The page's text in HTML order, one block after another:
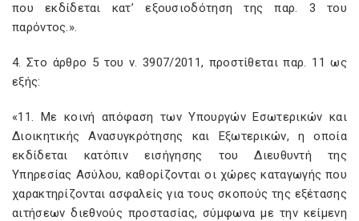
που εκδίδεται κατ’ εξουσιοδότηση της παρ. 3 του
παρόντος.».
4. Στο άρθρο 5 του ν. 3907/2011, προστίθεται παρ. 11 ως
εξής:
«11. Με κοινή απόφαση των Υπουργών Εσωτερικών και
Διοικητικής Ανασυγκρότησης και Εξωτερικών, η οποία
εκδίδεται κατόπιν εισήγησης του Διευθυντή της
Υπηρεσίας Ασύλου, καθορίζονται οι χώρες καταγωγής που
χαρακτηρίζονται ασφαλείς για τους σκοπούς της εξέτασης
αιτήσεων διεθνούς προστασίας, σύμφωνα με την κείμενη